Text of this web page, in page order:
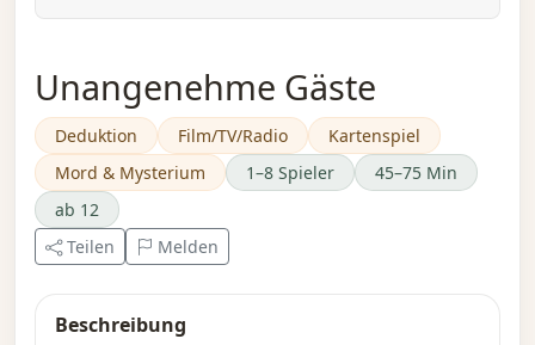
Unangenehme Gäste
Deduktion Film/TV/Radio
Kartenspiel
Mord & Mysterium
1–8 Spieler
45–75 Min
ab 12
Teilen
Melden
Beschreibung